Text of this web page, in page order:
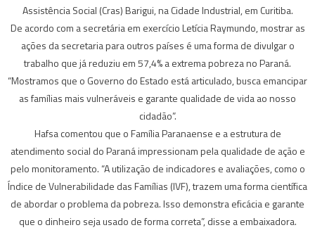
Assistência Social (Cras) Barigui, na Cidade Industrial, em Curitiba.
De acordo com a secretária em exercício Letícia Raymundo, mostrar as
ações da secretaria para outros países é uma forma de divulgar o
trabalho que já reduziu em 57,4% a extrema pobreza no Paraná.
“Mostramos que o Governo do Estado está articulado, busca emancipar
as famílias mais vulneráveis e garante qualidade de vida ao nosso
cidadão”.
Hafsa comentou que o Família Paranaense e a estrutura de
atendimento social do Paraná impressionam pela qualidade de ação e
pelo monitoramento. “A utilização de indicadores e avaliações, como o
Índice de Vulnerabilidade das Famílias (IVF), trazem uma forma científica
de abordar o problema da pobreza. Isso demonstra eficácia e garante
que o dinheiro seja usado de forma correta”, disse a embaixadora.